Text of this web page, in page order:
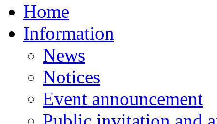
Home
Information
News
Notices
Event announcement